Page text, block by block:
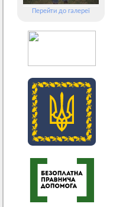
Перейти до галереї